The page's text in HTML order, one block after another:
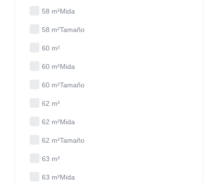
58 m²Mida
58 m²Tamaño
60 m²
60 m²Mida
60 m²Tamaño
62 m²
62 m²Mida
62 m²Tamaño
63 m²
63 m²Mida